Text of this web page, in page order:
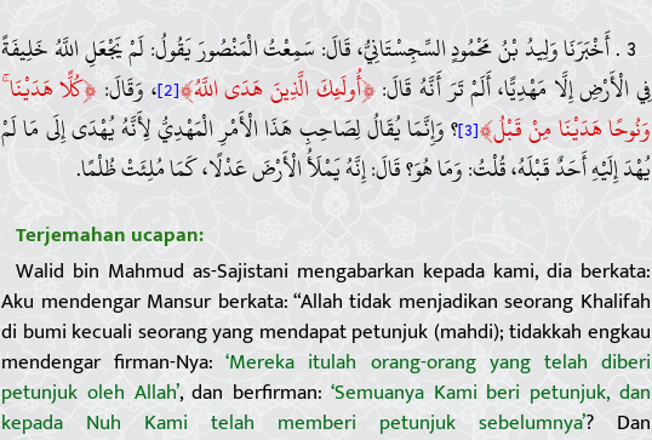
3 . أَخْبَرَنَا وَلِيدُ بْنُ مَحْمُودٍ السِّجِسْتَانِيُّ، قَالَ: سَمِعْتُ الْمَنْصُورَ يَقُولُ: لَمْ يَجْعَلِ اللَّهُ خَلِيفَةً
فِي الْأَرْضِ إِلَّا مَهْدِيًّا، أَلَمْ تَرَ أَنَّهُ قَالَ:﴿أُولَئِكَ الَّذِينَ هَدَى اللَّهُ﴾[2] ، وَقَالَ: ﴿كُلًّا هَدَيْنَا ۚ
وَنُوحًا هَدَيْنَا مِنْ قَبْلُ﴾[3] ؟ وَإِنَّمَا يُقَالُ لِصَاحِبِ هَذَا الْأَمْرِ الْمَهْدِيُّ لِأَنَّهُ يُهْدَى إِلَى مَا لَمْ
يُهْدَ إِلَيْهِ أَحَدٌ قَبْلَهُ، قُلْتُ: وَمَا هُوَ؟ قَالَ: إِنَّهُ يَمْلَأُ الْأَرْضَ عَدْلًا، كَمَا مُلِئَتْ ظُلْمًا.
Terjemahan ucapan:
Walid bin Mahmud as-Sajistani mengabarkan kepada kami, dia berkata:
Aku mendengar Mansur berkata: “Allah tidak menjadikan seorang Khalifah
di bumi kecuali seorang yang mendapat petunjuk (mahdi); tidakkah engkau
mendengar firman-Nya:‘Mereka itulah orang-orang yang telah diberi
petunjuk oleh Allah’, dan berfirman: ‘Semuanya Kami beri petunjuk, dan
kepada Nuh Kami telah memberi petunjuk sebelumnya’? Dan